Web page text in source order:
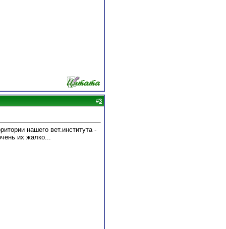
#3
нашего вет.института -
их жалко...